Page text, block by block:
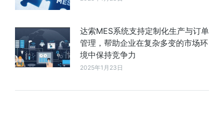
达索MES系统支持定制化生产与订单
管理，帮助企业在复杂多变的市场环
境中保持竞争力
2025年1月23日